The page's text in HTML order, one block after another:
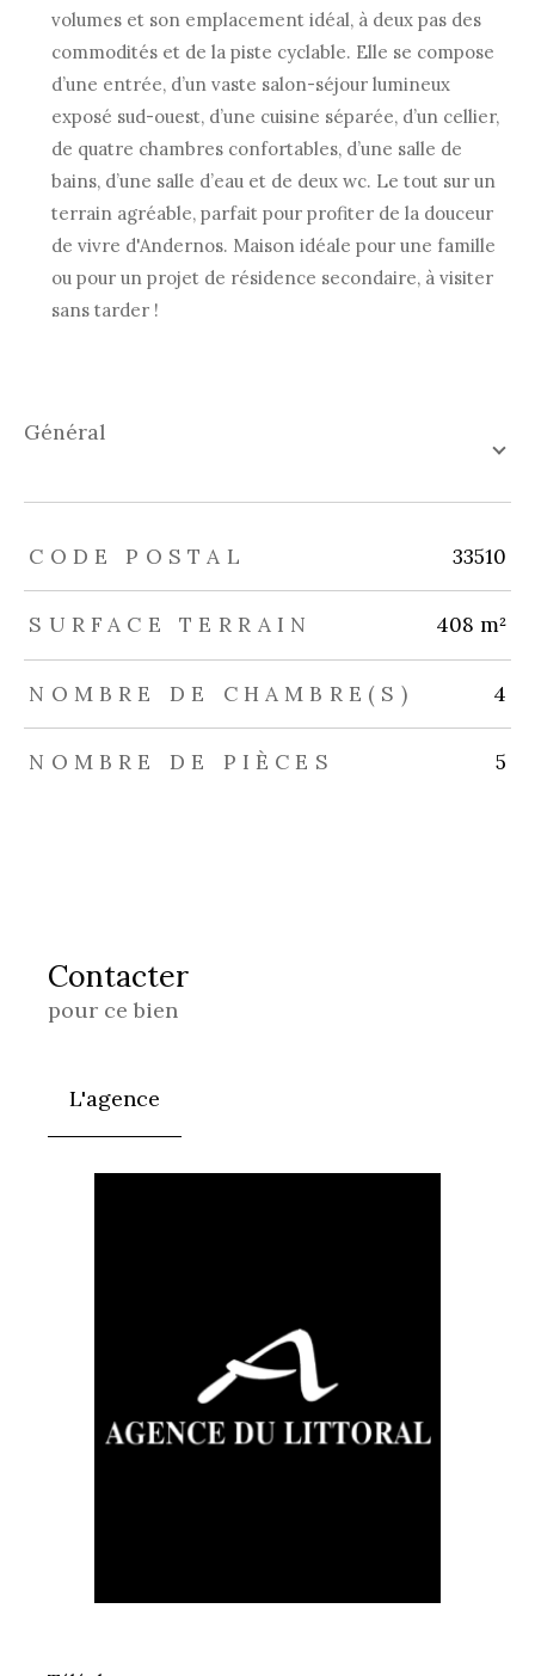
volumes et son emplacement idéal, à deux pas des
commodités et de la piste cyclable. Elle se compose
d’une entrée, d’un vaste salon-séjour lumineux
exposé sud-ouest, d’une cuisine séparée, d’un cellier,
de quatre chambres confortables, d’une salle de
bains, d’une salle d’eau et de deux wc. Le tout sur un
terrain agréable, parfait pour profiter de la douceur
de vivre d'Andernos. Maison idéale pour une famille
ou pour un projet de résidence secondaire, à visiter
sans tarder !
général
TRAD_ZEPHYR_Caracteristique TRAD_ZEPHYR_Valeurs
CODE POSTAL 33510
SURFACE TERRAIN 408 m²
NOMBRE DE CHAMBRE(S) 4
NOMBRE DE PIÈCES 5
Contacter
pour ce bien
L'agence